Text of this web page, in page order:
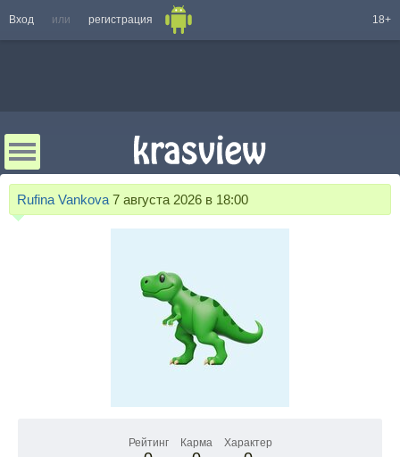
Вход или регистрация 18+
Rufina Vankova 7 августа 2026 в 18:00
Рейтинг Карма Характер